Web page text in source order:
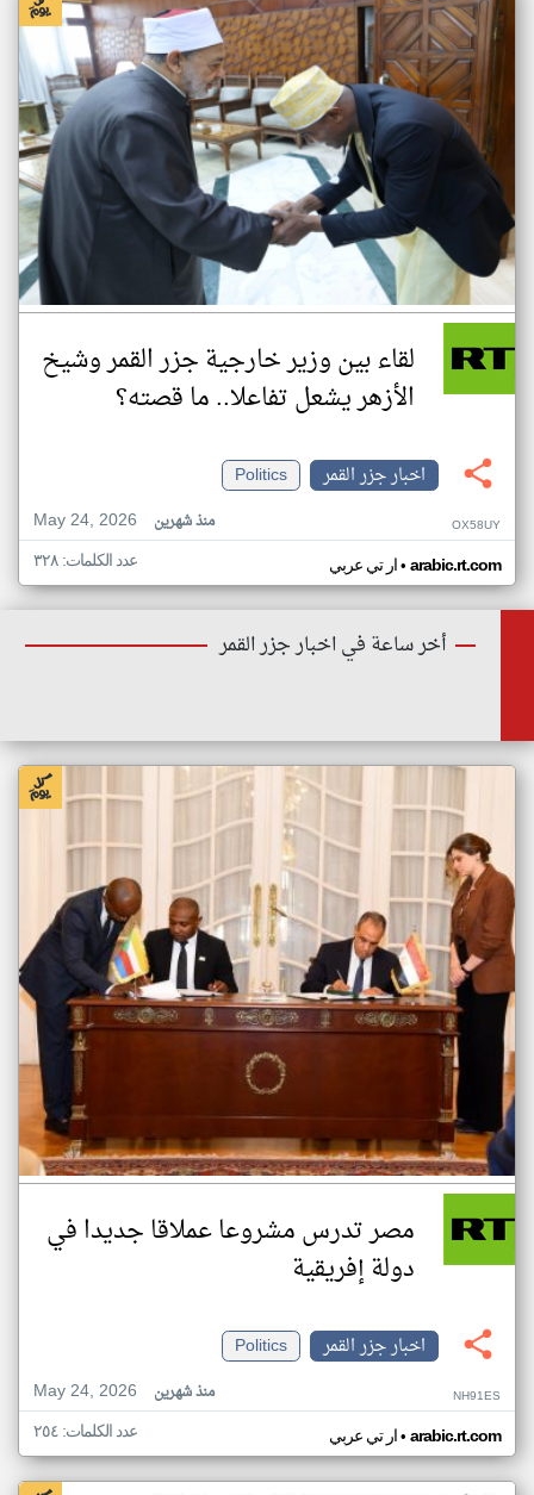
لقاء بين وزير خارجية جزر القمر وشيخ
الأزهر يشعل تفاعلا.. ما قصته؟
اخبار جزر القمر
Politics
May 24, 2026
منذ شهرين OX58UY
ار تي عربي• arabic.rt.com عدد الكلمات: ٣٢٨
أخر ساعة في اخبار جزر القمر
مصر تدرس مشروعا عملاقا جديدا في
دولة إفريقية
اخبار جزر القمر
Politics
May 24, 2026
منذ شهرين NH91ES
ار تي عربي• arabic.rt.com عدد الكلمات: ٢٥٤